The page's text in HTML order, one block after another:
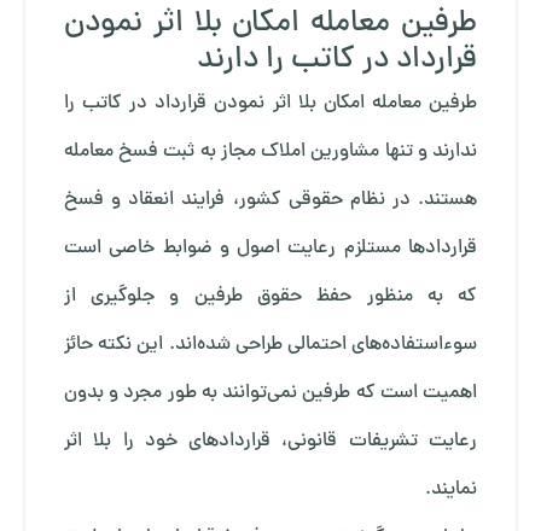
طرفین معامله امکان بلا اثر نمودن
قرارداد در کاتب را دارند
طرفین معامله امکان بلا اثر نمودن قرارداد در کاتب را
ندارند و تنها مشاورین املاک مجاز به ثبت فسخ معامله
هستند. در نظام حقوقی کشور، فرایند انعقاد و فسخ
قراردادها مستلزم رعایت اصول و ضوابط خاصی است
که به منظور حفظ حقوق طرفین و جلوگیری از
سوءاستفاده‌های احتمالی طراحی شده‌اند. این نکته حائز
اهمیت است که طرفین نمی‌توانند به طور مجرد و بدون
رعایت تشریفات قانونی، قراردادهای خود را بلا اثر
نمایند.